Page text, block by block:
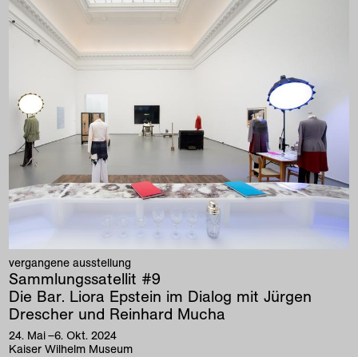
vergangene ausstellung
Sammlungssatellit #9
Die Bar. Liora Epstein im Dialog mit Jürgen
Drescher und Reinhard Mucha
24. Mai–6. Okt.2024
Kaiser Wilhelm Museum